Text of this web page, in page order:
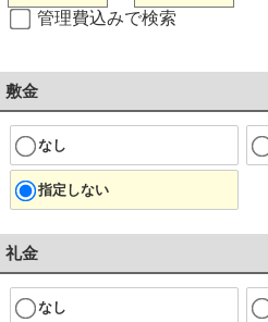
管理費込みで検索
敷金
なし
指定しない
礼金
なし